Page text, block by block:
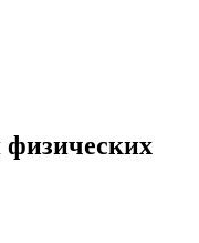
физических